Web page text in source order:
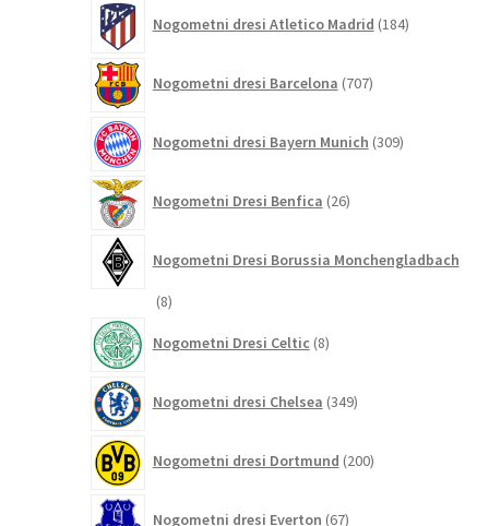
Nogometni dresi Atletico Madrid 184izdelkov
Nogometni dresi Barcelona 707izdelkov
Nogometni dresi Bayern Munich 309izdelkov
Nogometni Dresi Benfica 26izdelkov
Nogometni Dresi Borussia Monchengladbach
88
Nogometni Dresi Celtic 8izdelkov
Nogometni dresi Chelsea 349izdelkov
Nogometni dresi Dortmund 200izdelkov
Nogometni dresi Everton 67